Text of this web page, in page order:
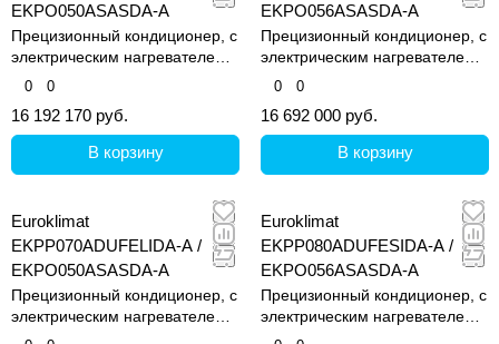
EKPO050ASASDA-A
Прецизионный кондиционер, с
электрическим нагревателем и
увлажнителем
0 0
16 192 170 руб.
В корзину
EKPO056ASASDA-A
Прецизионный кондиционер, с
электрическим нагревателем и
увлажнителем
0 0
16 692 000 руб.
В корзину
Euroklimat
EKPP070ADUFELIDA-A /
EKPO050ASASDA-A
Прецизионный кондиционер, с
электрическим нагревателем и
увлажнителем
Euroklimat
EKPP080ADUFESIDA-A /
EKPO056ASASDA-A
Прецизионный кондиционер, с
электрическим нагревателем и
увлажнителем